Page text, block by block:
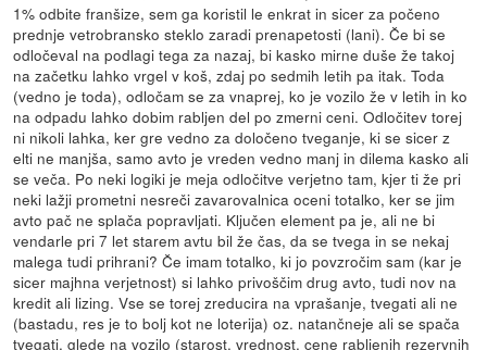
1% odbite franšize, sem ga koristil le enkrat in sicer za počeno
prednje vetrobransko steklo zaradi prenapetosti (lani). Če bi se
odločeval na podlagi tega za nazaj, bi kasko mirne duše že takoj
na začetku lahko vrgel v koš, zdaj po sedmih letih pa itak. Toda
(vedno je toda), odločam se za vnaprej, ko je vozilo že v letih in ko
na odpadu lahko dobim rabljen del po zmerni ceni. Odločitev torej
ni nikoli lahka, ker gre vedno za določeno tveganje, ki se sicer z
elti ne manjša, samo avto je vreden vedno manj in dilema kasko ali
se veča. Po neki logiki je meja odločitve verjetno tam, kjer ti že pri
neki lažji prometni nesreči zavarovalnica oceni totalko, ker se jim
avto pač ne splača popravljati. Ključen element pa je, ali ne bi
vendarle pri 7 let starem avtu bil že čas, da se tvega in se nekaj
malega tudi prihrani? Če imam totalko, ki jo povzročim sam (kar je
sicer majhna verjetnost) si lahko privoščim drug avto, tudi nov na
kredit ali lizing. Vse se torej zreducira na vprašanje, tvegati ali ne
(bastadu, res je to bolj kot ne loterija) oz. natančneje ali se spača
tvegati, glede na vozilo (starost, vrednost, cene rabljenih rezervnih